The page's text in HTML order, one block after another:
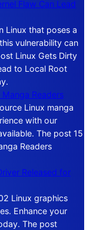
Flaw Can Lead
Linux that poses a
vulnerability can
Linux Gets Dirty
to Local Root
Readers
Linux manga
with our
The post 15
Readers
Released for
Linux graphics
Enhance your
The post